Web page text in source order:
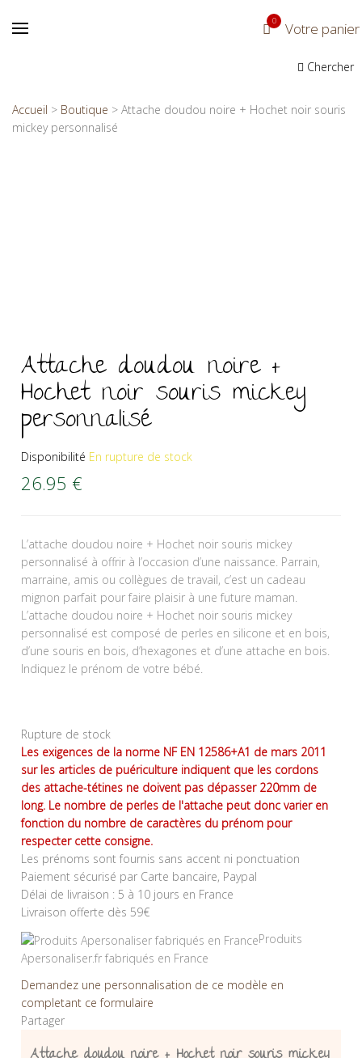
0 Votre panier
Chercher
Accueil > Boutique > Attache doudou noire + Hochet noir souris
mickey personnalisé
Attache doudou noire +
Hochet noir souris mickey
personnalisé
Disponibilité En rupture de stock
26.95 €
L’attache doudou noire + Hochet noir souris mickey
personnalisé à offrir à l’occasion d’une naissance. Parrain,
marraine, amis ou collègues de travail, c’est un cadeau
mignon parfait pour faire plaisir à une future maman.
L’attache doudou noire + Hochet noir souris mickey
personnalisé est composé de perles en silicone et en bois,
d’une souris en bois, d’hexagones et d’une attache en bois.
Indiquez le prénom de votre bébé.
Rupture de stock
Les exigences de la norme NF EN 12586+A1 de mars 2011
sur les articles de puériculture indiquent que les cordons
des attache-tétines ne doivent pas dépasser 220mm de
long. Le nombre de perles de l'attache peut donc varier en
fonction du nombre de caractères du prénom pour
respecter cette consigne.
Les prénoms sont fournis sans accent ni ponctuation
Paiement sécurisé par Carte bancaire, Paypal
Délai de livraison : 5 à 10 jours en France
Livraison offerte dès 59€
Produits
Apersonaliser.fr fabriqués en France
Demandez une personnalisation de ce modèle en
completant ce formulaire
Partager